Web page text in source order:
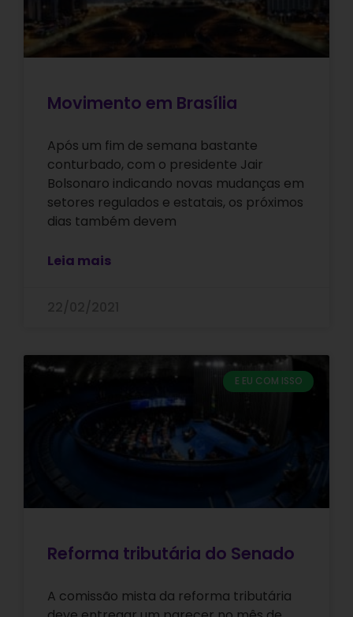
Movimento em Brasília
Após um fim de semana bastante
conturbado, com o presidente Jair
Bolsonaro indicando novas mudanças em
setores regulados e estatais, os próximos
dias também devem
Leia mais
E EU COM ISSO
Reforma tributária do Senado
A comissão mista da reforma tributária